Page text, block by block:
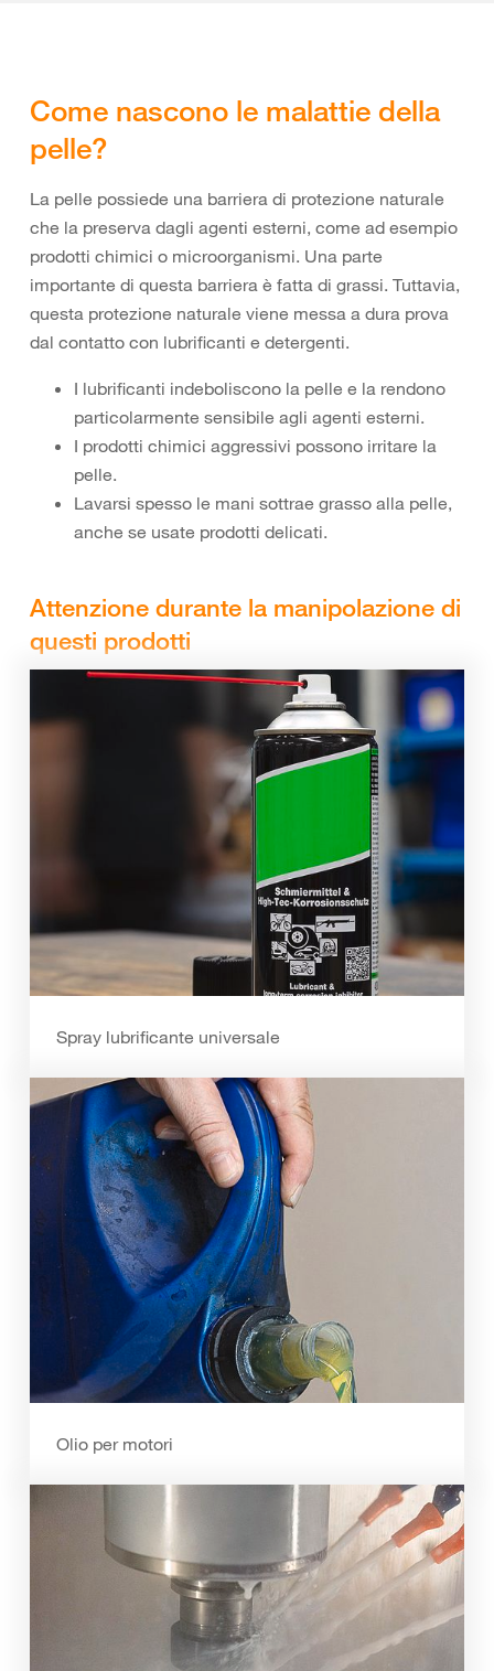
Come nascono le malattie della
pelle?
La pelle possiede una barriera di protezione naturale
che la preserva dagli agenti esterni, come ad esempio
prodotti chimici o microorganismi. Una parte
importante di questa barriera è fatta di grassi. Tuttavia,
questa protezione naturale viene messa a dura prova
dal contatto con lubrificanti e detergenti.
I lubrificanti indeboliscono la pelle e la rendono
particolarmente sensibile agli agenti esterni.
I prodotti chimici aggressivi possono irritare la
pelle.
Lavarsi spesso le mani sottrae grasso alla pelle,
anche se usate prodotti delicati.
Attenzione durante la manipolazione di
questi prodotti
Spray lubrificante universale
Olio per motori